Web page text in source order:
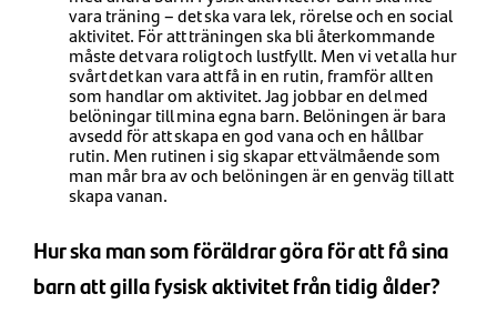
vara träning – det ska vara lek, rörelse och en social
aktivitet. För att träningen ska bli återkommande
måste det vara roligt och lustfyllt. Men vi vet alla hur
svårt det kan vara att få in en rutin, framför allt en
som handlar om aktivitet. Jag jobbar en del med
belöningar till mina egna barn. Belöningen är bara
avsedd för att skapa en god vana och en hållbar
rutin. Men rutinen i sig skapar ett välmående som
man mår bra av och belöningen är en genväg till att
skapa vanan.
Hur ska man som föräldrar göra för att få sina
barn att gilla fysisk aktivitet från tidig ålder?